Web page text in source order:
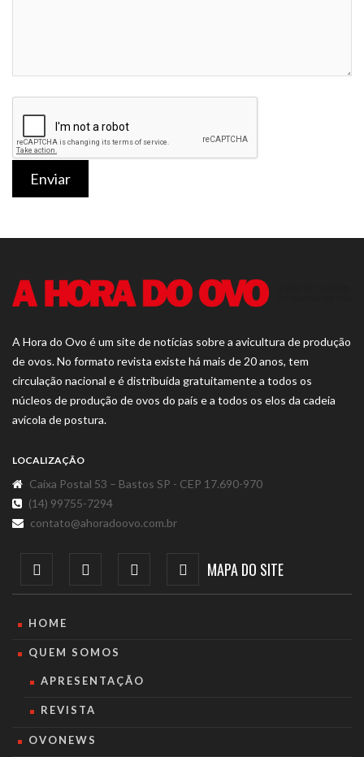
Enviar
A Hora do Ovo é um site de notícias sobre a avicultura de produção
de ovos. No formato revista existe há mais de 20 anos, tem
circulação nacional e é distribuída gratuitamente a todos os
núcleos de produção de ovos do país e a todos os elos da cadeia
avícola de postura.
LOCALIZAÇÃO
Caixa Postal 53 – Bastos SP - CEP 17.690-970
(14) 99755-7294
contato@ahoradoovo.com.br
MAPA DO SITE
HOME
QUEM SOMOS
APRESENTAÇÃO
REVISTA
OVONEWS